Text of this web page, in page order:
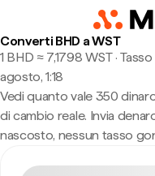
Converti BHD a WST
1 BHD ≈ 7,1798 WST ·
agosto, 1:18
Vedi quanto vale 350
di cambio reale. Invia
nascosto, nessun tasso